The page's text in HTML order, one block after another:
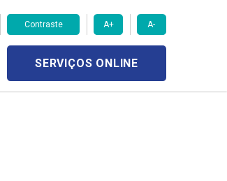
Contraste A+ A-
SERVIÇOS ONLINE